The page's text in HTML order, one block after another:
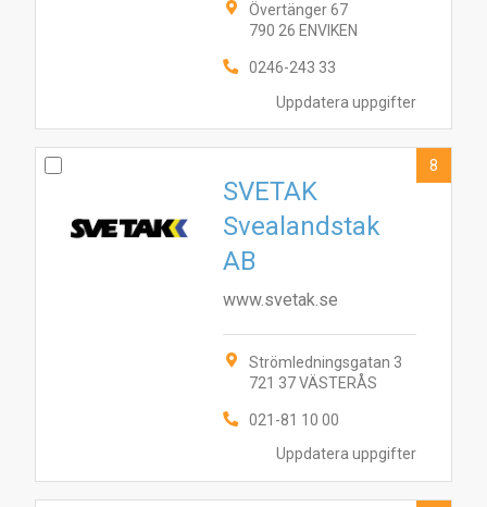
Uppdatera uppgifter
Övertänger 67
790 26 ENVIKEN
0246-243 33
Uppdatera uppgifter
SVETAK
Svealandstak
AB
www.svetak.se
Strömledningsgatan 3
721 37 VÄSTERÅS
021-81 10 00
8